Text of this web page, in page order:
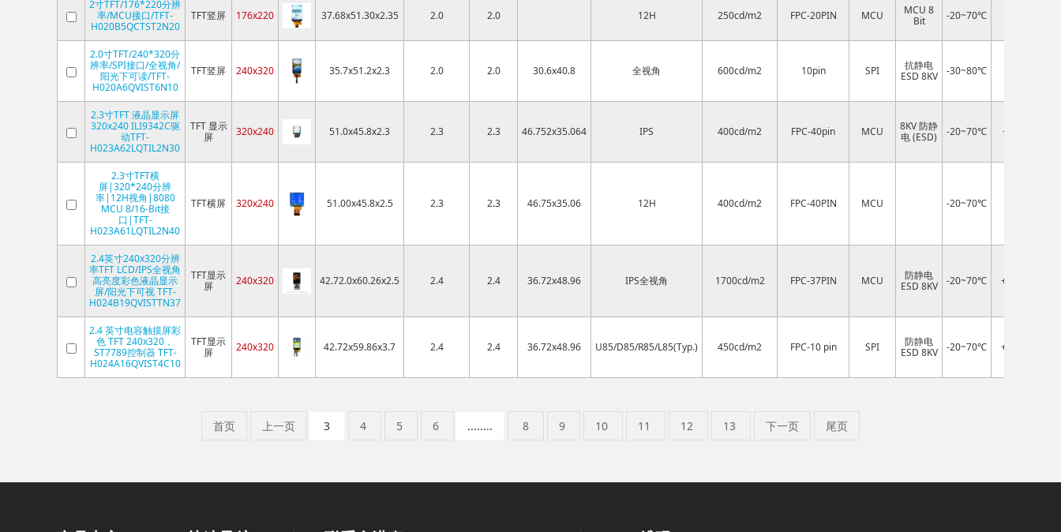
2寸TFT/176*220分辨
率/MCU接口/TFT-
H020B5QCTST2N20
TFT竖屏 176x220 37.68x51.30x2.35 2.0 2.0 12H 250cd/m2 FPC-20PIN MCU
MCU 8
Bit
-20~70℃
2.0寸TFT/240*320分
辨率/SPI接口/全视角/
阳光下可读/TFT-
H020A6QVIST6N10
TFT竖屏 240x320 35.7x51.2x2.3 2.0 2.0 30.6x40.8 全视角 600cd/m2 10pin SPI
抗静电
ESD 8KV
-30~80℃
2.3寸TFT 液晶显示屏
320x240 ILI9342C驱
动TFT-
H023A62LQTIL2N30
TFT 显示
屏
320x240 51.0x45.8x2.3 2.3 2.3 46.752x35.064 IPS 400cd/m2 FPC-40pin MCU
8KV 防静
电 (ESD)
-20~70℃ +3.3V
2.3寸TFT横
屏|320*240分辨
率|12H视角|8080
MCU 8/16-Bit接
口|TFT-
H023A61LQTIL2N40
TFT横屏 320x240 51.00x45.8x2.5 2.3 2.3 46.75x35.06 12H 400cd/m2 FPC-40PIN MCU -20~70℃
2.4英寸240x320分辨
率TFT LCD/IPS全视角
高亮度彩色液晶显示
屏/阳光下可视 TFT-
H024B19QVISTTN37
TFT显示
屏
240x320 42.72.0x60.26x2.5 2.4 2.4 36.72x48.96 IPS全视角 1700cd/m2 FPC-37PIN MCU
防静电
ESD 8KV
-20~70℃ +3.3 V
2.4 英寸电容触摸屏彩
色 TFT 240x320，
ST7789控制器 TFT-
H024A16QVIST4C10
TFT显示
屏
240x320 42.72x59.86x3.7 2.4 2.4 36.72x48.96 U85/D85/R85/L85(Typ.) 450cd/m2 FPC-10 pin SPI
防静电
ESD 8KV
-20~70℃ +3.3 V
首页 上一页 3 4 5 6 ........ 8 9 10 11 12 13 下一页 尾页